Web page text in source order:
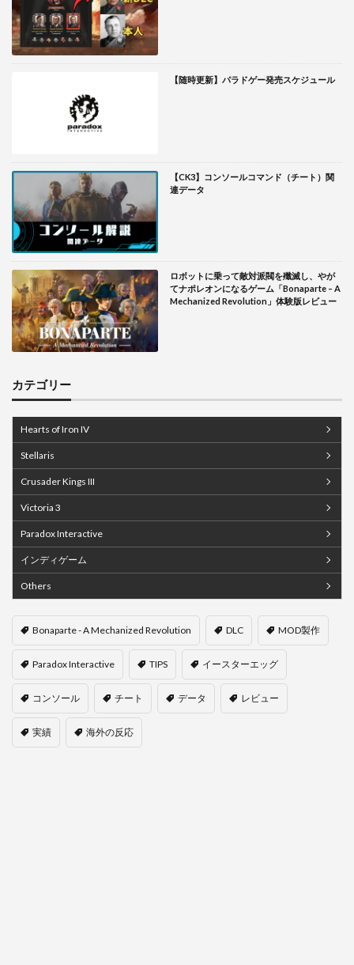
【随時更新】パラドゲー発売スケジュール
【CK3】コンソールコマンド（チート）関
連データ
ロボットに乗って敵対派閥を殲滅し、やが
てナポレオンになるゲーム「Bonaparte – A
Mechanized Revolution」体験版レビュー
カテゴリー
Hearts of Iron IV
Stellaris
Crusader Kings III
Victoria 3
Paradox Interactive
インディゲーム
Others
Bonaparte - A Mechanized Revolution DLC MOD製作
Paradox Interactive TIPS イースターエッグ
コンソール チート データ レビュー
実績 海外の反応